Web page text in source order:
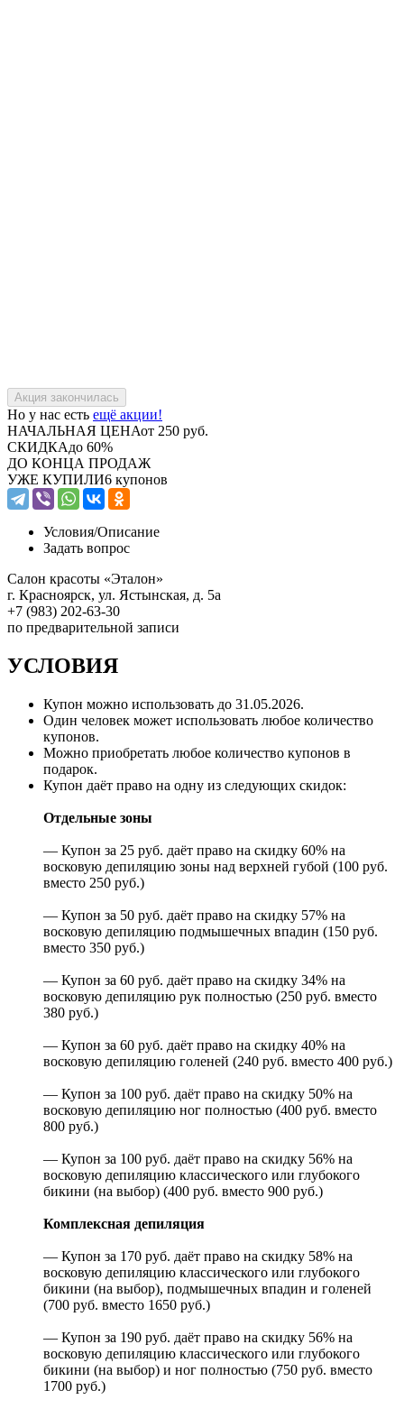
Но у нас есть ещё акции!
НАЧАЛЬНАЯ ЦЕНАот 250 руб.
СКИДКАдо 60%
ДО КОНЦА ПРОДАЖ
УЖЕ КУПИЛИ6 купонов
Условия/Описание
Задать вопрос
Салон красоты «Эталон»
г. Красноярск, ул. Ястынская, д. 5а
+7 (983) 202-63-30
по предварительной записи
УСЛОВИЯ
Купон можно использовать до 31.05.2026.
Один человек может использовать любое количество
купонов.
Можно приобретать любое количество купонов в
подарок.
Купон даёт право на одну из следующих скидок:
Отдельные зоны
— Купон за 25 руб. даёт право на скидку 60% на
восковую депиляцию зоны над верхней губой (100 руб.
вместо 250 руб.)
— Купон за 50 руб. даёт право на скидку 57% на
восковую депиляцию подмышечных впадин (150 руб.
вместо 350 руб.)
— Купон за 60 руб. даёт право на скидку 34% на
восковую депиляцию рук полностью (250 руб. вместо
380 руб.)
— Купон за 60 руб. даёт право на скидку 40% на
восковую депиляцию голеней (240 руб. вместо 400 руб.)
— Купон за 100 руб. даёт право на скидку 50% на
восковую депиляцию ног полностью (400 руб. вместо
800 руб.)
— Купон за 100 руб. даёт право на скидку 56% на
восковую депиляцию классического или глубокого
бикини (на выбор) (400 руб. вместо 900 руб.)
Комплексная депиляция
— Купон за 170 руб. даёт право на скидку 58% на
восковую депиляцию классического или глубокого
бикини (на выбор), подмышечных впадин и голеней
(700 руб. вместо 1650 руб.)
— Купон за 190 руб. даёт право на скидку 56% на
восковую депиляцию классического или глубокого
бикини (на выбор) и ног полностью (750 руб. вместо
1700 руб.)